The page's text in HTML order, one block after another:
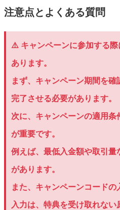
注意点とよくある質問
⚠️ キャンペーンに参加する
あります。
まず、キャンペーン期間を
完了させる必要があります。
次に、キャンペーンの適用条
が重要です。
例えば、最低入金額や取引
があります。
また、キャンペーンコード
入力は、特典を受け取れない